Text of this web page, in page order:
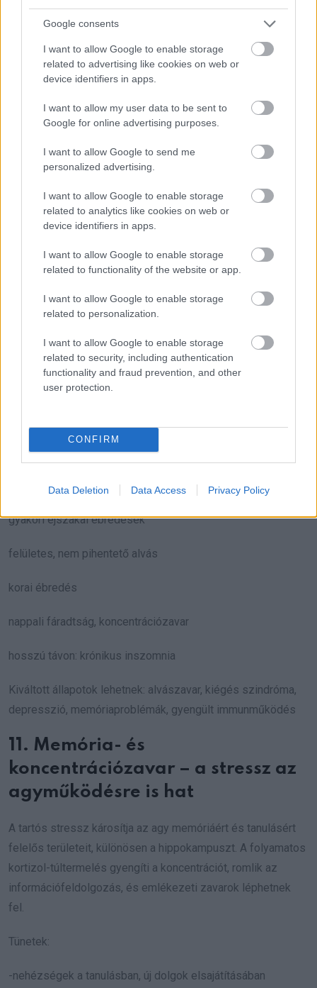
Google consents
I want to allow Google to enable storage
related to advertising like cookies on web or
device identifiers in apps.
I want to allow my user data to be sent to
Google for online advertising purposes.
I want to allow Google to send me
personalized advertising.
I want to allow Google to enable storage
related to analytics like cookies on web or
device identifiers in apps.
I want to allow Google to enable storage
related to functionality of the website or app.
I want to allow Google to enable storage
related to personalization.
I want to allow Google to enable storage
related to security, including authentication
functionality and fraud prevention, and other
user protection.
CONFIRM
Data Deletion Data Access Privacy Policy
A tartós stressz elnyomja az immunrendszer működését,
csökkenti a fertőzések elleni védekezőképességet, és
fokozza a gyulladásos reakciókat a szervezetben.
Következmények:
gyakori megfázás, vírusos megbetegedések
lassabb sebgyógyulás
autoimmun betegségek fellángolása (pl. Hashimoto,
10. Alvászavarok – a stressz
megbontja a természetes
pihenési ciklust
A stressz egyik leggyakoribb és legkorábban jelentkező
tünete az alvás minőségének romlása. A megemelkedett
kortizolszint és a fokozott idegrendszeri aktivitás
Következmények:
nehéz elalvás
gyakori éjszakai ébredések
felületes, nem pihentető alvás
korai ébredés
nappali fáradtság, koncentrációzavar
hosszú távon: krónikus inszomnia
Kiváltott állapotok lehetnek: alvászavar, kiégés szindróma,
depresszió, memóriaproblémák, gyengült immunműködés
11. Memória- és
koncentrációzavar – a stressz az
agyműködésre is hat
A tartós stressz károsítja az agy memóriáért és tanulásért
felelős területeit, különösen a hippokampuszt. A folyamatos
kortizol-túltermelés gyengíti a koncentrációt, romlik az
információfeldolgozás, és emlékezeti zavarok léphetnek
fel.
Tünetek:
-nehézségek a tanulásban, új dolgok elsajátításában